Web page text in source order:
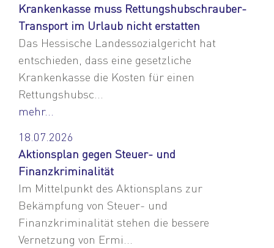
Krankenkasse muss Rettungshubschrauber-
Transport im Urlaub nicht erstatten
Das Hessische Landessozialgericht hat
entschieden, dass eine gesetzliche
Krankenkasse die Kosten für einen
Rettungshubsc...
mehr...
18.07.2026
Aktionsplan gegen Steuer- und
Finanzkriminalität
Im Mittelpunkt des Aktionsplans zur
Bekämpfung von Steuer- und
Finanzkriminalität stehen die bessere
Vernetzung von Ermi...